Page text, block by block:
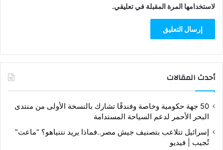
لاستخدامها المرة المقبلة في تعليقي.
أحدث المقالات
50 جهة حكومية وخاصة وفندقًا تشارك بالنسخة الأولى من منتدى
البحر الأحمر لدعم السياحة المستدامة
إسرائيل تتلاعب بتصنيف جيش مصر..فماذا يريد نتنياهو؟ “ماعت”
تُجيب | فيديو